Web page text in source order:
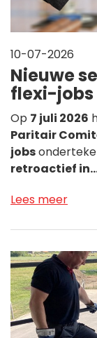
10-07-2026
Nieuwe
flexi-jobs
Op 7 juli 2026
Paritair
jobs
retroactief
Lees meer